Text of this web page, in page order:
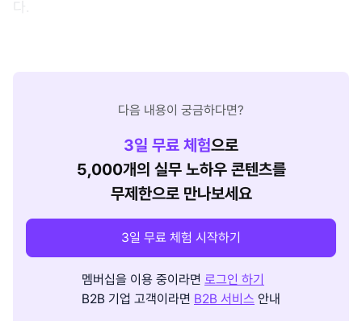
다.
다음 내용이 궁금하다면?
3일 무료 체험으로
5,000개의 실무 노하우 콘텐츠를
무제한으로 만나보세요
3일 무료 체험 시작하기
멤버십을 이용 중이라면 로그인 하기
B2B 기업 고객이라면 B2B 서비스 안내